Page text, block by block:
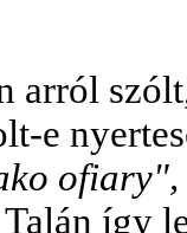
arról
e
Talán így